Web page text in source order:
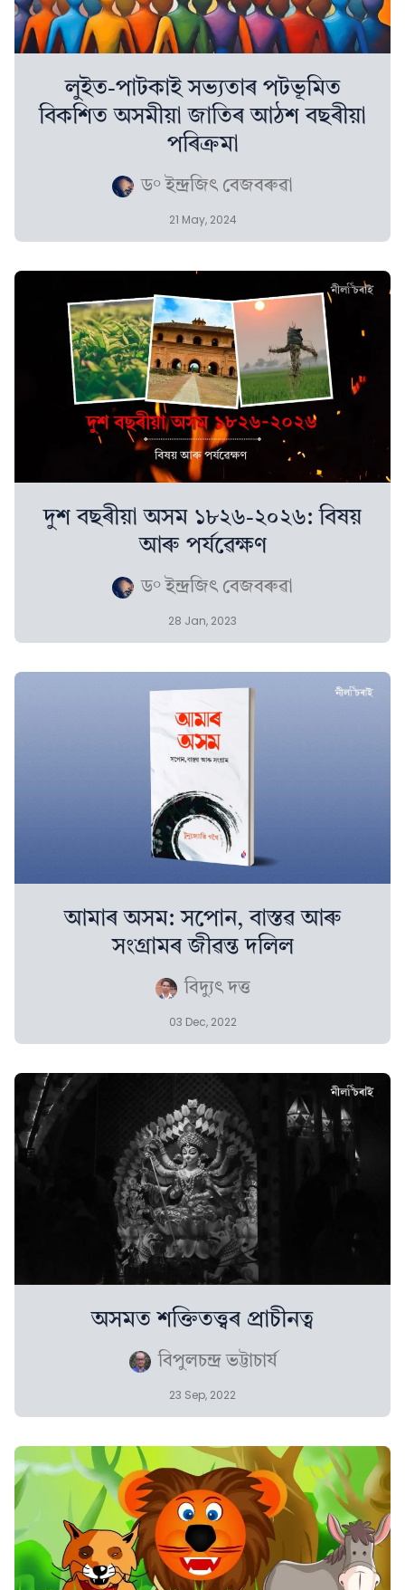
লুইত-পাটকাই সভ্যতাৰ পটভূমিত
বিকশিত অসমীয়া জাতিৰ আঠশ বছৰীয়া
পৰিক্ৰমা
ড° ইন্দ্ৰজিৎ বেজবৰুৱা
21 May, 2024
দুশ বছৰীয়া অসম ১৮২৬-২০২৬: বিষয়
আৰু পৰ্যৱেক্ষণ
ড° ইন্দ্ৰজিৎ বেজবৰুৱা
28 Jan, 2023
আমাৰ অসম: সপোন, বাস্তৱ আৰু
সংগ্ৰামৰ জীৱন্ত দলিল
বিদ্যুৎ দত্ত
03 Dec, 2022
অসমত শক্তিতত্ত্বৰ প্ৰাচীনত্ব
বিপুলচন্দ্ৰ ভট্টাচাৰ্য
23 Sep, 2022